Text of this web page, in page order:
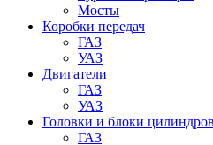
Мосты
Коробки передач
ГАЗ
УАЗ
Двигатели
ГАЗ
УАЗ
Головки и блоки цилиндров
ГАЗ